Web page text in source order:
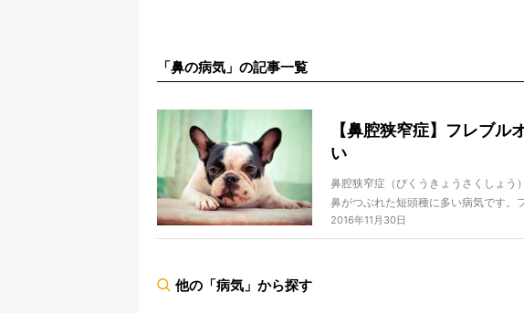
「鼻の病気」の記事一覧
【鼻腔狭窄症】フレブル
い
鼻腔狭窄症（びくうきょうさくしょう
鼻がつぶれた短頭種に多い病気です。
よく見てみてください。他の犬種と比
す。このつぶれた鼻もフレンチブルド
2016年11月30日
他の「病気」から探す